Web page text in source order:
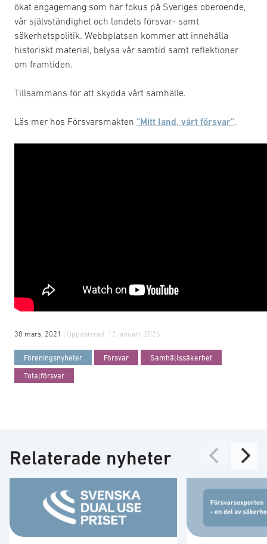
ökat engagemang som har fokus på Sveriges oberoende,
vår självständighet och landets försvar- samt
säkerhetspolitik. Webbplatsen kommer att innehålla
historiskt material, belysa vår samtid samt reflektioner
om framtiden.
Tillsammans för att skydda vårt samhälle.
Läs mer hos Försvarsmakten ”Mitt land, vårt försvar”.
30 mars, 2021 | Uppdaterad: 12 januari, 2026
Föreningsnyheter Försvar Samhällssäkerhet
Totalförsvar
Relaterade nyheter